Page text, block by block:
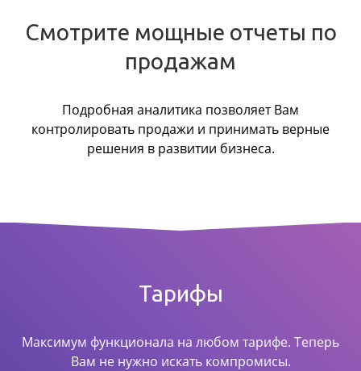
Смотрите мощные отчеты по
продажам
Подробная аналитика позволяет Вам
контролировать продажи и принимать верные
решения в развитии бизнеса.
Тарифы
Максимум функционала на любом тарифе. Теперь
Вам не нужно искать компромисы.